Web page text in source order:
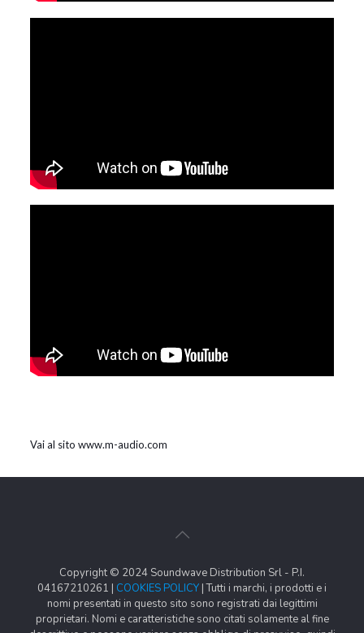
Vai al sito www.m-audio.com
Copyright © 2024 Soundwave Distribution Srl - P.I.
04167210261 | COOKIES POLICY | Tutti i marchi, i prodotti e i
nomi presentati in questo sito sono registrati dai legittimi
proprietari. Nomi e caratteristiche sono citati solamente al fine